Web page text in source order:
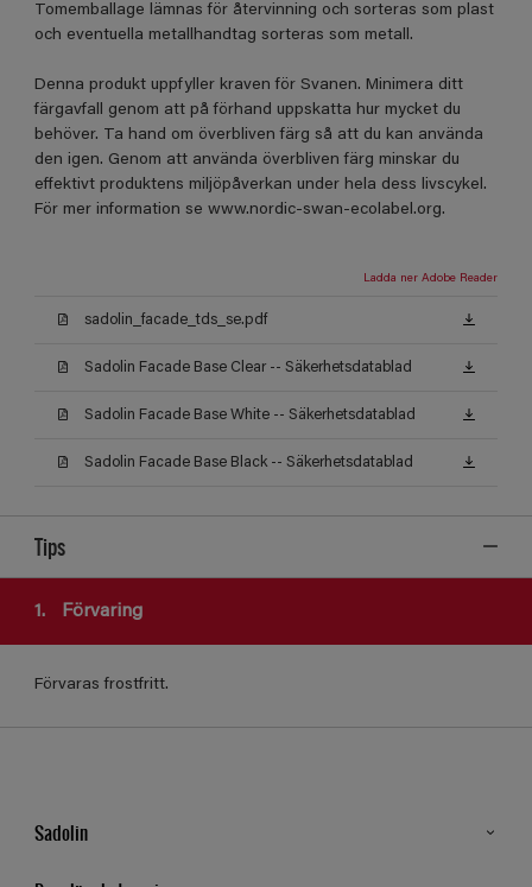
Tomemballage lämnas för återvinning och sorteras som plast
och eventuella metallhandtag sorteras som metall.
Denna produkt uppfyller kraven för Svanen. Minimera ditt
färgavfall genom att på förhand uppskatta hur mycket du
behöver. Ta hand om överbliven färg så att du kan använda
den igen. Genom att använda överbliven färg minskar du
effektivt produktens miljöpåverkan under hela dess livscykel.
För mer information se www.nordic-swan-ecolabel.org.
Ladda ner Adobe Reader
sadolin_facade_tds_se.pdf
Sadolin Facade Base Clear -- Säkerhetsdatablad
Sadolin Facade Base White -- Säkerhetsdatablad
Sadolin Facade Base Black -- Säkerhetsdatablad
Tips
1. Förvaring
Förvaras frostfritt.
Sadolin